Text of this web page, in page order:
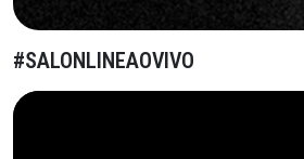
#SALONLINEAOVIVO